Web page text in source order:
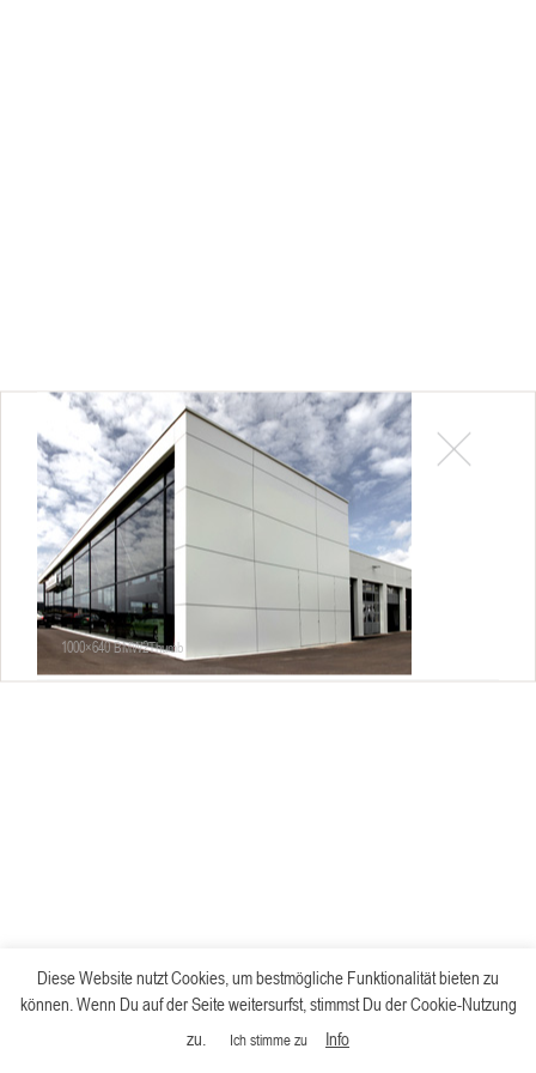
1000×640 BMW2Thumb
Diese Website nutzt Cookies, um bestmögliche Funktionalität bieten zu
können. Wenn Du auf der Seite weitersurfst, stimmst Du der Cookie-Nutzung
zu.
Ich stimme zu Info